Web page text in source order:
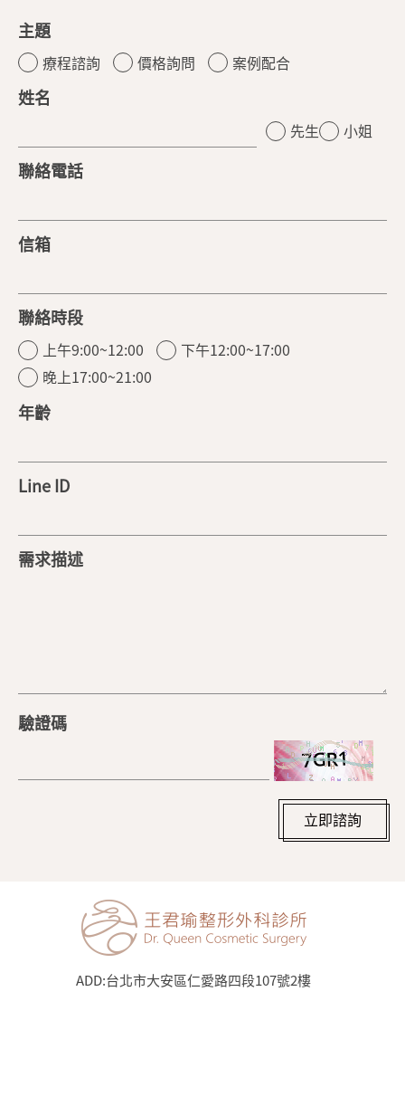
主題
療程諮詢 價格詢問 案例配合
姓名
先生 小姐
聯絡電話
信箱
聯絡時段
上午9:00~12:00
下午12:00~17:00
晚上17:00~21:00
年齡
Line ID
需求描述
驗證碼
立即諮詢
ADD:台北市大安區仁愛路四段107號2樓